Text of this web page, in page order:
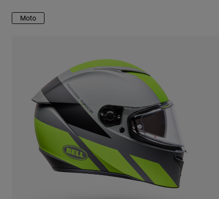
Explora Moto
Abiertos / Jet
Motocross
Adventure
Retro
Recambios
Integrales
Carretera y Gravel
Urban
Recambios
Moto